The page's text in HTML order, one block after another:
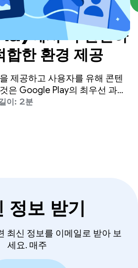
에서 더 안전하
합한 환경 제공
제공하고 사용자를 유해 콘텐
은 Google Play의 최우선 과제
이: 2분
정보 받기
최신 정보를 이메일로 받아 보
세요. 매주